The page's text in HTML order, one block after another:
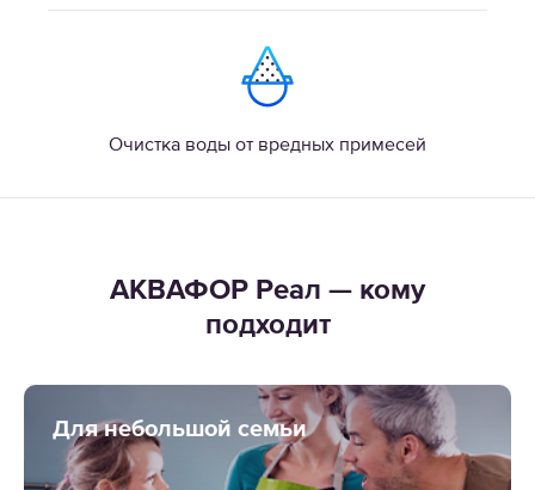
Очистка воды от вредных примесей
АКВАФОР Реал — кому
подходит
Для небольшой семьи